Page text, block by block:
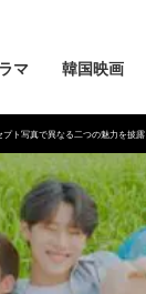
マ 韓国映画
ト写真で異なる二つの魅力を披露